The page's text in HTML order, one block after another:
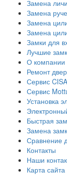
Замена
Замена
Замена
Замена
Замки для
Лучшие
О компании
Ремонт
Сервис CISA
Сервис
Установка
​Быстрая
Замена
Сравнение
Контакты
Наши
Карта сайта